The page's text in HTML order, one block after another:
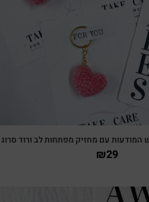
המודעות עם מחזיק מפתחות לב ורוד סרוג
₪29